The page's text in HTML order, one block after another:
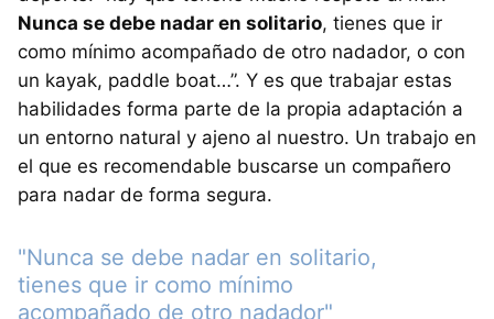
Nunca se debe nadar en solitario, tienes que ir
como mínimo acompañado de otro nadador, o con
un kayak, paddle boat…”. Y es que trabajar estas
habilidades forma parte de la propia adaptación a
un entorno natural y ajeno al nuestro. Un trabajo en
el que es recomendable buscarse un compañero
para nadar de forma segura.
"Nunca se debe nadar en solitario,
tienes que ir como mínimo
acompañado de otro nadador"